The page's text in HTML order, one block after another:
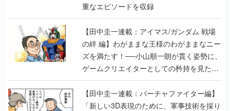
重なエピソードを収録
【田中圭一連載：アイマス/ガンダム 戦場
の絆 編】わがままな王様のわがままなニー
ズを満たす！──小山順一朗が貫く姿勢に、
ゲームクリエイターとしての矜持を見た
【若ゲのいたり最終回】
【田中圭一連載：バーチャファイター編】
「新しい3D表現のために、軍事技術を採り